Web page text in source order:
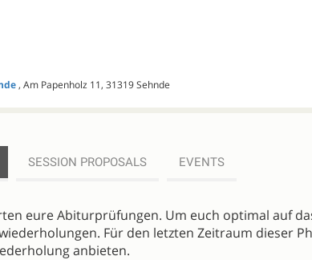
, Am Papenholz 11, 31319 Sehnde
SESSION PROPOSALS EVENTS
eure Abiturprüfungen. Um euch optimal auf
Für den letzten Zeitraum dieser
anbieten.